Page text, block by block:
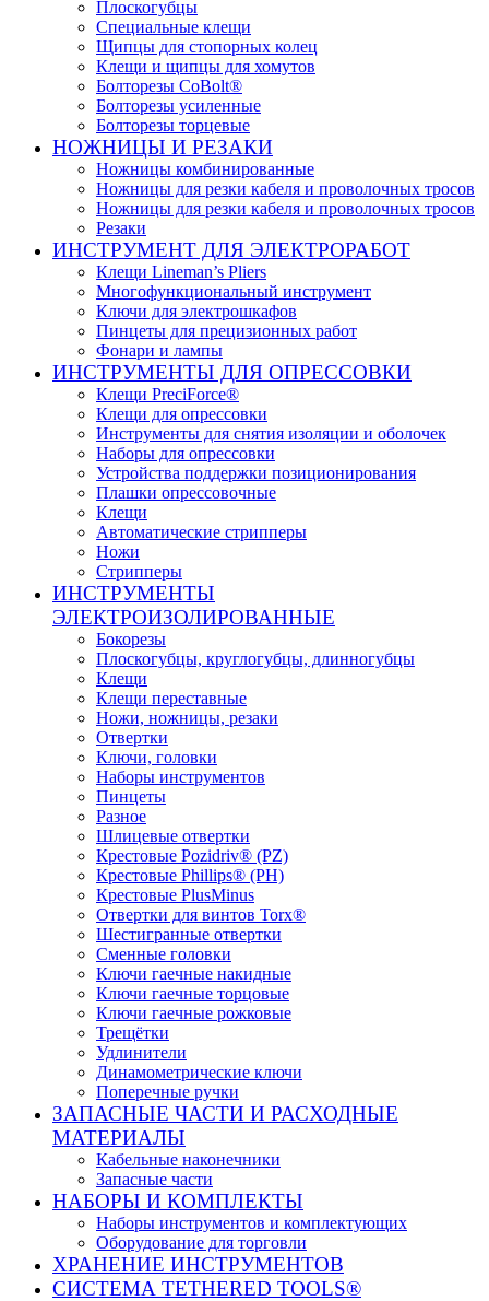
Плоскогубцы
Специальные клещи
Щипцы для стопорных колец
Клещи и щипцы для хомутов
Болторезы CoBolt®
Болторезы усиленные
Болторезы торцевые
НОЖНИЦЫ И РЕЗАКИ
Ножницы комбинированные
Ножницы для резки кабеля и проволочных тросов
Ножницы для резки кабеля и проволочных тросов
Резаки
ИНСТРУМЕНТ ДЛЯ ЭЛЕКТРОРАБОТ
Клещи Lineman’s Pliers
Многофункциональный инструмент
Ключи для электрошкафов
Пинцеты для прецизионных работ
Фонари и лампы
ИНСТРУМЕНТЫ ДЛЯ ОПРЕССОВКИ
Клещи PreciForce®
Клещи для опрессовки
Инструменты для снятия изоляции и оболочек
Наборы для опрессовки
Устройства поддержки позиционирования
Плашки опрессовочные
Клещи
Автоматические стрипперы
Ножи
Стрипперы
ИНСТРУМЕНТЫ
ЭЛЕКТРОИЗОЛИРОВАННЫЕ
Бокорезы
Плоскогубцы, круглогубцы, длинногубцы
Клещи
Клещи переставные
Ножи, ножницы, резаки
Отвертки
Ключи, головки
Наборы инструментов
Пинцеты
Разное
Шлицевые отвертки
Крестовые Pozidriv® (PZ)
Крестовые Phillips® (PH)
Крестовые PlusMinus
Отвертки для винтов Torx®
Шестигранные отвертки
Сменные головки
Ключи гаечные накидные
Ключи гаечные торцовые
Ключи гаечные рожковые
Трещётки
Удлинители
Динамометрические ключи
Поперечные ручки
ЗАПАСНЫЕ ЧАСТИ И РАСХОДНЫЕ
МАТЕРИАЛЫ
Кабельные наконечники
Запасные части
НАБОРЫ И КОМПЛЕКТЫ
Наборы инструментов и комплектующих
Оборудование для торговли
ХРАНЕНИЕ ИНС­ТРУ­МЕН­ТОВ
СИСТЕМА TETHERED TOOLS®